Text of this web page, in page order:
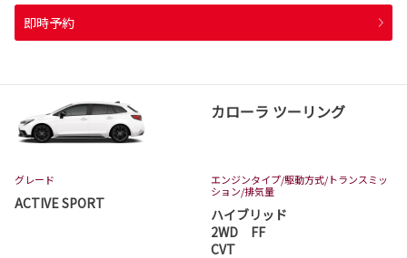
即時予約
カローラ ツーリング
グレード
ACTIVE SPORT
エンジンタイプ/駆動方式/トランスミッ
ション/排気量
ハイブリッド
2WD FF
CVT